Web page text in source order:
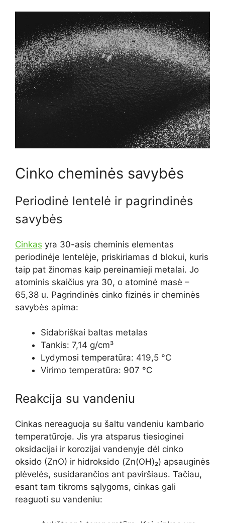
Cinko cheminės savybės
Periodinė lentelė ir pagrindinės
savybės
Cinkas yra 30-asis cheminis elementas
periodinėje lentelėje, priskiriamas d blokui, kuris
taip pat žinomas kaip pereinamieji metalai. Jo
atominis skaičius yra 30, o atominė masė –
65,38 u. Pagrindinės cinko fizinės ir cheminės
savybės apima:
Sidabriškai baltas metalas
Tankis: 7,14 g/cm³
Lydymosi temperatūra: 419,5 °C
Virimo temperatūra: 907 °C
Reakcija su vandeniu
Cinkas nereaguoja su šaltu vandeniu kambario
temperatūroje. Jis yra atsparus tiesioginei
oksidacijai ir korozijai vandenyje dėl cinko
oksido (ZnO) ir hidroksido (Zn(OH)₂) apsauginės
plėvelės, susidarančios ant paviršiaus. Tačiau,
esant tam tikroms sąlygoms, cinkas gali
reaguoti su vandeniu: